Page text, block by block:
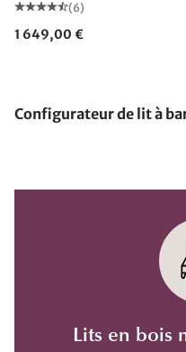
(6)
1 649,00 €
Configurateur de lit à
Lits en bois